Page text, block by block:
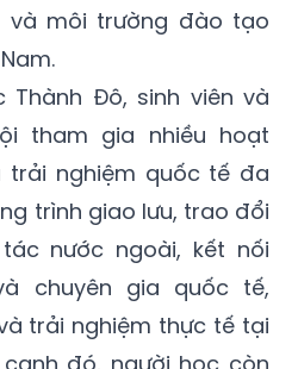
môi trường đào tạo
Thành Đô, sinh viên và
tham gia nhiều hoạt
nghiệm quốc tế đa
trình giao lưu, trao đổi
nước ngoài, kết nối
chuyên gia quốc tế,
trải nghiệm thực tế tại